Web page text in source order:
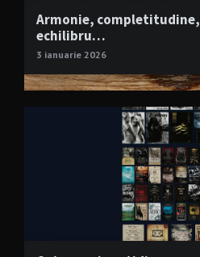
Armonie, completitudine,
echilibru…
3 ianuarie 2026